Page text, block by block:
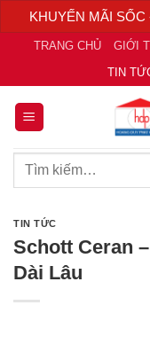
KHUYẾN MÃI SỐC
Chuyển
nội
dung
TRANG CHỦ GIỚI
TIN
Tìm
TIN TỨC
Schott Ceran
Dài Lâu